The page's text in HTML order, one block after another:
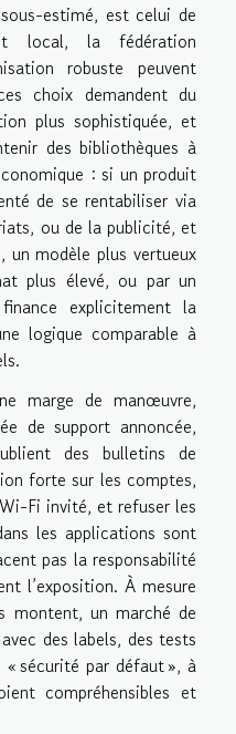
estimé, est celui de
local, la fédération
robuste peuvent
choix demandent du
plus sophistiquée, et
des bibliothèques à
: si un produit
de se rentabiliser via
ou de la publicité, et
un modèle plus vertueux
plus élevé, ou par un
explicitement la
logique comparable à
marge de manœuvre,
de support annoncée,
des bulletins de
forte sur les comptes,
Fi invité, et refuser les
les applications sont
pas la responsabilité
l’exposition. À mesure
montent, un marché de
des labels, des tests
sécurité par défaut », à
compréhensibles et